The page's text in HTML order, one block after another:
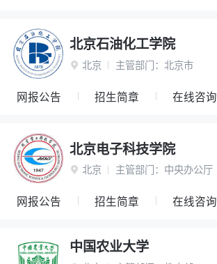
北京石油化工学院
 北京 主管部门： 北京市
网报公告 招生简章 在线咨询
北京电子科技学院
 北京 主管部门： 中央办公厅
网报公告 招生简章 在线咨询
中国农业大学